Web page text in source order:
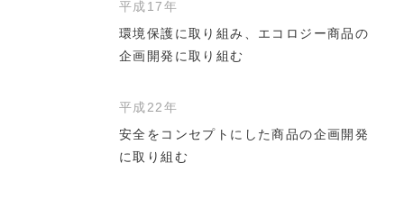
平成17年
環境保護に取り組み、エコロジー商品の
企画開発に取り組む
平成22年
安全をコンセプトにした商品の企画開発
に取り組む